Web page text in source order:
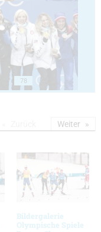
78
Bildergalerie
Olympische Spiele
Weiter